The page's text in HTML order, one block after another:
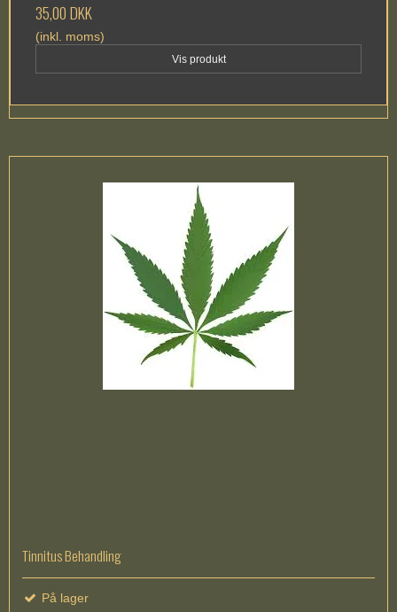
35,00 DKK
(inkl. moms)
Vis produkt
Tinnitus Behandling
På lager